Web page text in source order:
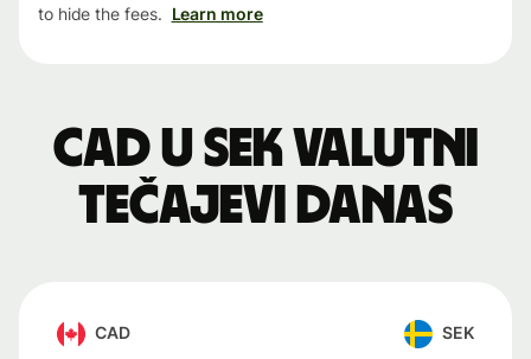
to hide the fees. Learn more
CAD u SEK valutni
tečajevi danas
CAD SEK